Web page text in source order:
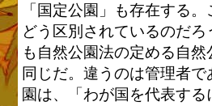
「国定公園」も存在する。
どう区別されているのだろ
も自然公園法の定める自然
同じだ。違うのは管理者で
園は、「わが国を代表する